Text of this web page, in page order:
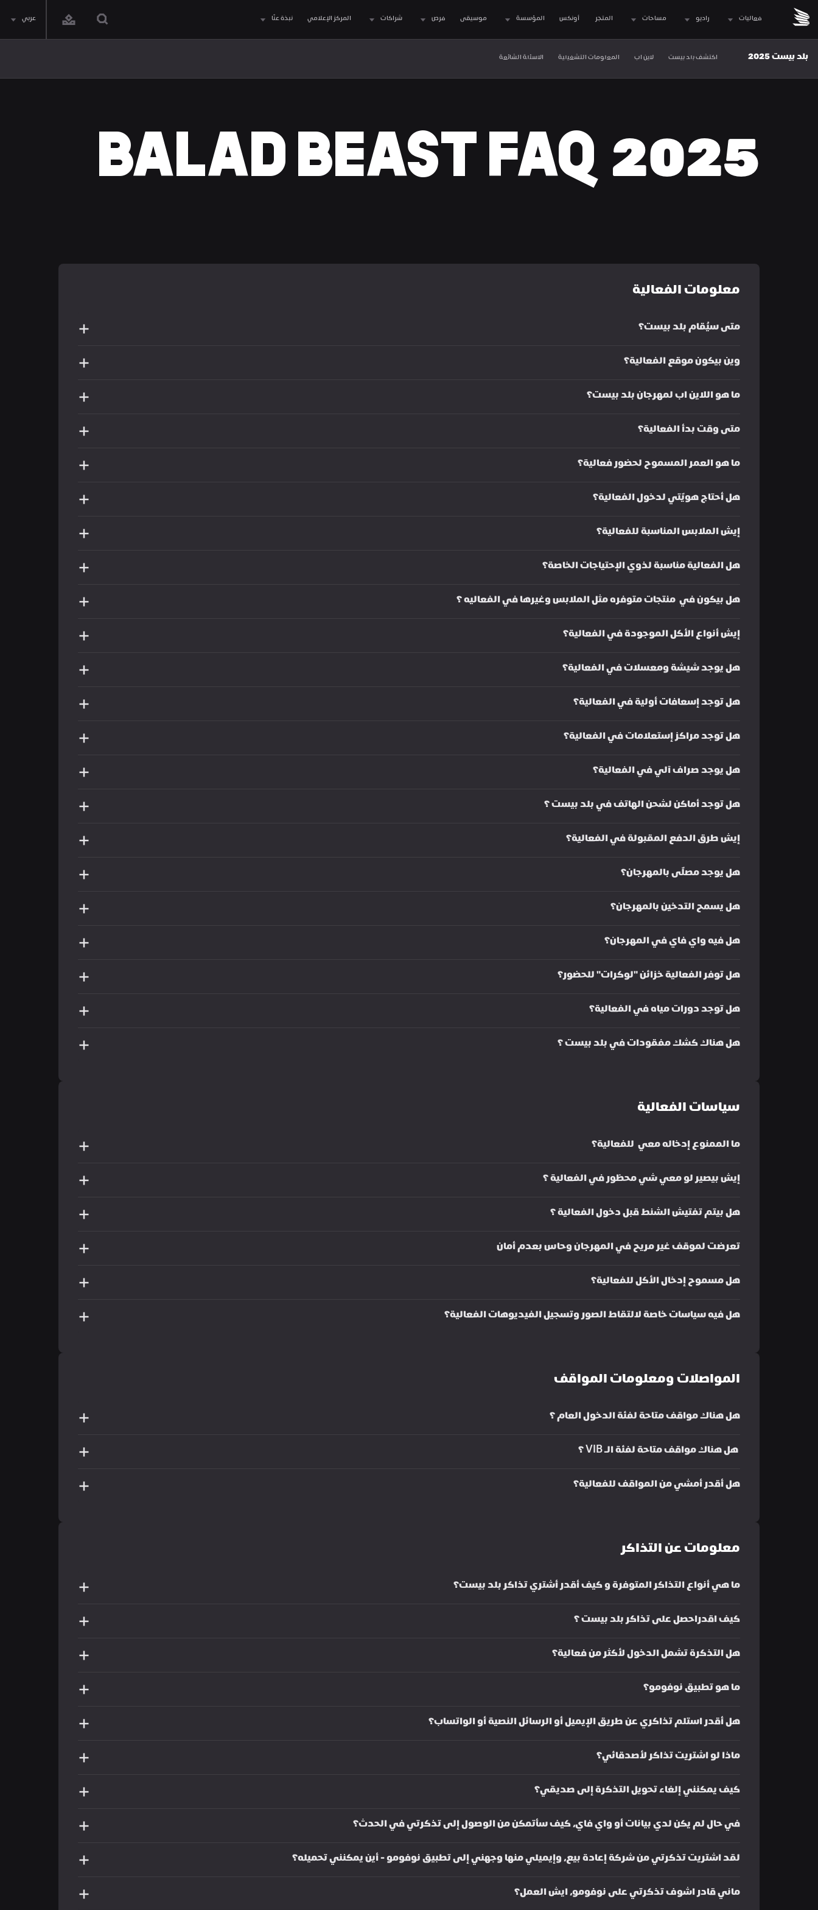
فعاليات راديو مساحات المتجر المؤسسة موسيقى فرص شراكات المركز الإعلامي نبذة عنّا عربي
بلد بيست 2025 اكتشف بلد بيست لاين اب المعلومات التشغيلية الاسئلة الشائعة
BALAD BEAST FAQ 2025
معلومات الفعالية
متى سيُقام بلد بيست؟
وين بيكون موقع الفعالية؟
ما هو اللاين اب لمهرجان بلد بيست؟
متى وقت بدأ الفعالية؟
ما هو العمر المسموح لحضور فعالية؟
هل أحتاج هويّتي لدخول الفعالية؟
إيش الملابس المناسبة للفعالية؟
هل الفعالية مناسبة لذوي الإحتياجات الخاصة؟
هل بيكون في  منتجات متوفره مثل الملابس وغيرها في الفعاليه ؟
إيش أنواع الأكل الموجودة في الفعالية؟
هل يوجد شيشة ومعسلات في الفعالية؟
هل توجد إسعافات أولية في الفعالية؟
هل توجد مراكز إستعلامات في الفعالية؟
هل يوجد صراف آلي في الفعالية؟
هل توجد أماكن لشحن الهاتف في بلد بيست ؟
إيش طرق الدفع المقبولة في الفعالية؟
هل يوجد مصلّى بالمهرجان؟
هل يسمح التدخين بالمهرجان؟
هل فيه واي فاي في المهرجان؟
هل توفر الفعالية خزائن "لوكرات" للحضور؟
هل توجد دورات مياه في الفعالية؟
هل هناك كشك مفقودات في بلد بيست ؟
سياسات الفعالية
ما الممنوع إدخاله معي  للفعالية؟
إيش بيصير لو معي شي محظور في الفعالية ؟
هل بيتم تفتيش الشنط قبل دخول الفعالية ؟
تعرضت لموقف غير مريح في المهرجان وحاس بعدم أمان
هل مسموح إدخال الأكل للفعالية؟
هل فيه سياسات خاصة لالتقاط الصور وتسجيل الفيديوهات الفعالية؟
المواصلات ومعلومات المواقف
هل هناك مواقف متاحة لفئة الدخول العام ؟
هل أقدر أمشي من المواقف للفعالية؟
معلومات عن التذاكر
ما هي أنواع التذاكر المتوفرة و كيف أقدر أشتري تذاكر بلد بيست؟
كيف اقدراحصل على تذاكر بلد بيست ؟
هل التذكرة تشمل الدخول لأكثر من فعالية؟
ما هو تطبيق نوفومو؟
هل أقدر استلم تذاكري عن طريق الإيميل أو الرسائل النصية أو الواتساب؟
ماذا لو اشتريت تذاكر لأصدقائي؟
كيف يمكنني إلغاء تحويل التذكرة إلى صديقي؟
في حال لم يكن لدي بيانات أو واي فاي، كيف سأتمكن من الوصول إلى تذكرتي في الحدث؟
لقد اشتريت تذكرتي من شركة إعادة بيع، وإيميلي منها وجهني إلى تطبيق نوفومو - أين يمكنني تحميله؟
ماني قادر اشوف تذكرتي على نوفومو، ايش العمل؟